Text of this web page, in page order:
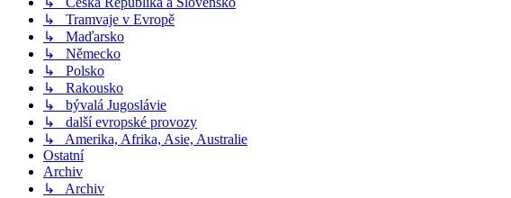
↳ Tramvaje v Evropě
↳ Maďarsko
↳ Německo
↳ Polsko
↳ Rakousko
↳ bývalá Jugoslávie
↳ další evropské provozy
↳ Amerika, Afrika, Asie, Australie
Ostatní
Archiv
↳ Archiv